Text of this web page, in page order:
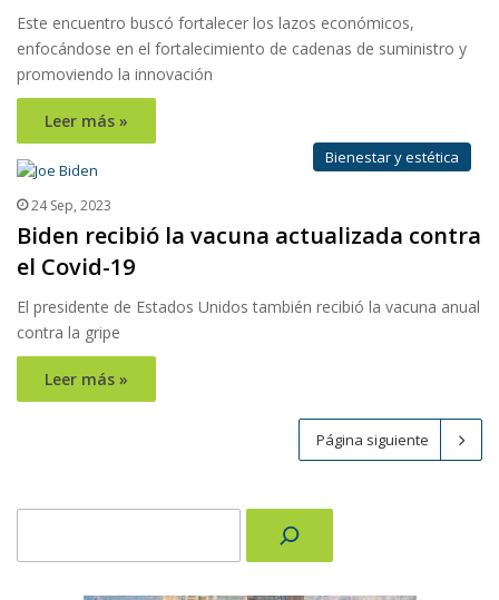
Este encuentro buscó fortalecer los lazos económicos,
enfocándose en el fortalecimiento de cadenas de suministro y
promoviendo la innovación
Leer más »
Bienestar y estética
24 Sep, 2023
Biden recibió la vacuna actualizada contra
el Covid-19
El presidente de Estados Unidos también recibió la vacuna anual
contra la gripe
Leer más »
Página siguiente